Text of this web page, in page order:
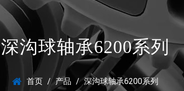
深沟球轴承6200系列
首页 / 产品 / 深沟球轴承6200系列